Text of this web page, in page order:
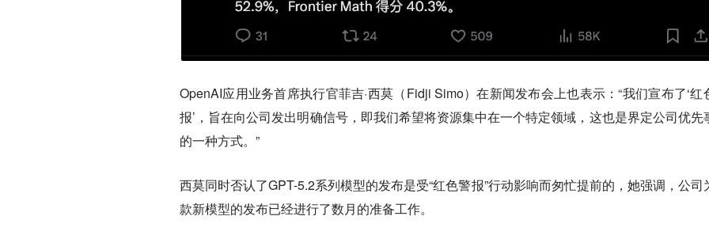
OpenAI应用业务首席执行官菲吉·西莫（Fidji Simo）在新闻发布会上也表示：“我们宣布了‘红
报’，旨在向公司发出明确信号，即我们希望将资源集中在一个特定领域，这也是界定公司优先
的一种方式。”
西莫同时否认了GPT-5.2系列模型的发布是受“红色警报”行动影响而匆忙提前的，她强调，公司
款新模型的发布已经进行了数月的准备工作。